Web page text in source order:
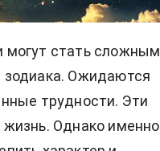
могут стать сложным
зодиака. Ожидаются
трудности. Эти
Однако именно